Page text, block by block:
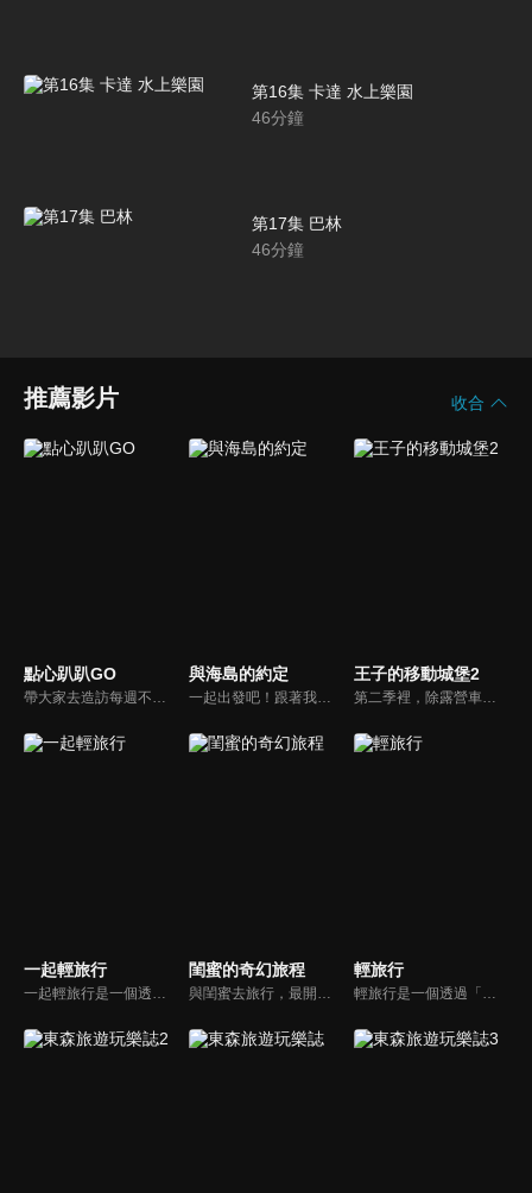
第16集 卡達 水上樂園
46分鐘
第17集 巴林
46分鐘
推薦影片 收合
點心趴趴GO
帶大家去造訪每週不同主題的點心名店，節目中不只介紹人氣點心，結合周邊的吃喝玩樂，要帶給觀眾除了原本用點心做點心DIY手作樂趣之外，更要結合各商圈讓大家體驗食玩的樂趣
與海島的約定
一起出發吧！跟著我們一起體驗海島度假的迷人魅力！從金門開始以主題旅遊方式，跟隨主持人融入當地風土民情及內行人才知道的海島秘境，深度悠遊各個魅力島嶼，讓我們一起逃離城市生活，遠離塵世喧囂，來一趟海島旅程，體驗臨海觀景的視覺震撼，感受最原始的島嶼力量。
王子的移動城堡2
第二季裡，除露營車外，我們加入了更多的移動元素，節目中特別請來新的搭檔Akemi，從柬埔寨拉開冒險旅程的序幕，騎乘摩托車穿梭在城市中，再到澳洲來趟史詩般的公路旅行。
一起輕旅行 閨蜜的奇幻旅程 輕旅行